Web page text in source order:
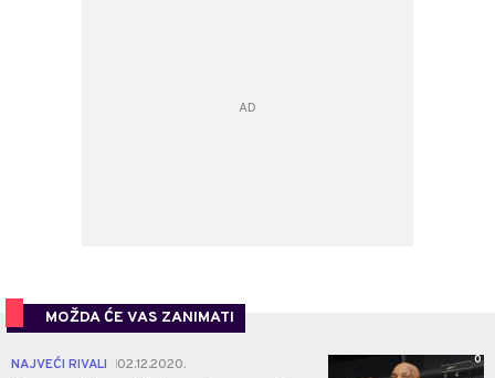
MOŽDA ĆE VAS ZANIMATI
NAJVEĆI RIVALI 02.12.2020. 0